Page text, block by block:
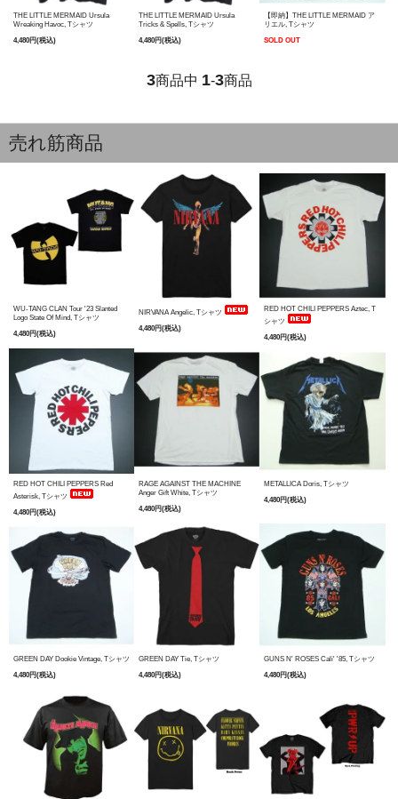
THE LITTLE MERMAID Ursula
Wreaking Havoc, Tシャツ
4,480円(税込)
THE LITTLE MERMAID Ursula
Tricks & Spells, Tシャツ
4,480円(税込)
【即納】THE LITTLE MERMAID ア
リエル, Tシャツ
SOLD OUT
3商品中 1-3商品
売れ筋商品
WU-TANG CLAN Tour '23 Slanted
Logo State Of Mind, Tシャツ
4,480円(税込)
NIRVANA Angelic, Tシャツ
4,480円(税込)
RED HOT CHILI PEPPERS Aztec, T
シャツ
4,480円(税込)
RED HOT CHILI PEPPERS Red
Asterisk, Tシャツ
4,480円(税込)
RAGE AGAINST THE MACHINE
Anger Gift White, Tシャツ
4,480円(税込)
METALLICA Doris, Tシャツ
4,480円(税込)
GREEN DAY Dookie Vintage, Tシャツ
4,480円(税込)
GREEN DAY Tie, Tシャツ
4,480円(税込)
GUNS N' ROSES Cali' '85, Tシャツ
4,480円(税込)